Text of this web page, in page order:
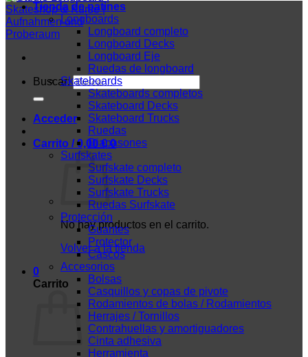
Buscar:
Acceder
Carrito /0,00€ 0
No hay productos en el carrito.
Volver a la tienda
0
Carrito
Tienda de patines
Longboards
Longboard completo
Longboard Decks
Longboard Eje
Ruedas de longboard
Skateboards
Skateboards completos
Skateboard Decks
Skateboard Trucks
Ruedas
Diapasones
Surfskates
Surfskate completo
Surfskate Decks
Surfskate Trucks
Ruedas Surfskate
Protección
Guantes
Protector
Cascos
Accesorios
Bolsas
Casquillos y copas de pivote
Rodamientos de bolas / Rodamientos
Herrajes / Tornillos
Contrahuellas y amortiguadores
Cinta adhesiva
Herramienta